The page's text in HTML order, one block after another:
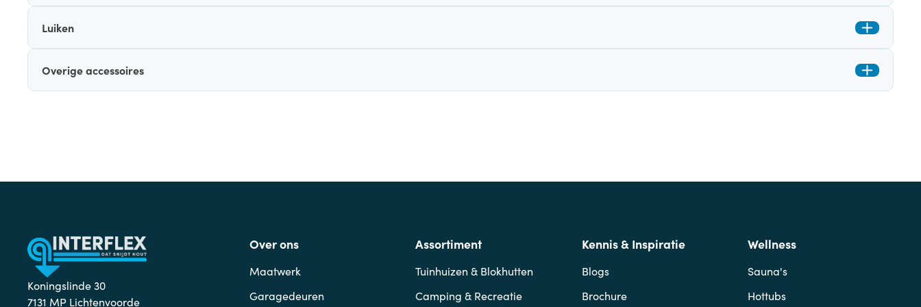
Luiken
Overige accessoires
Koningslinde 30
7131 MP Lichtenvoorde
Over ons
Maatwerk
Garagedeuren
Assortiment
Tuinhuizen & Blokhutten
Camping & Recreatie
Kennis & Inspiratie
Blogs
Brochure
Wellness
Sauna's
Hottubs